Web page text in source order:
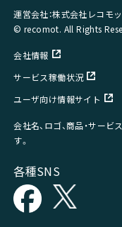
運営会社：株式会社レコモ
© recomot. All Rights
会社情報
サービス稼働状況
ユーザ向け情報サイト
会社名、ロゴ、商品・サー
す。
各種SNS